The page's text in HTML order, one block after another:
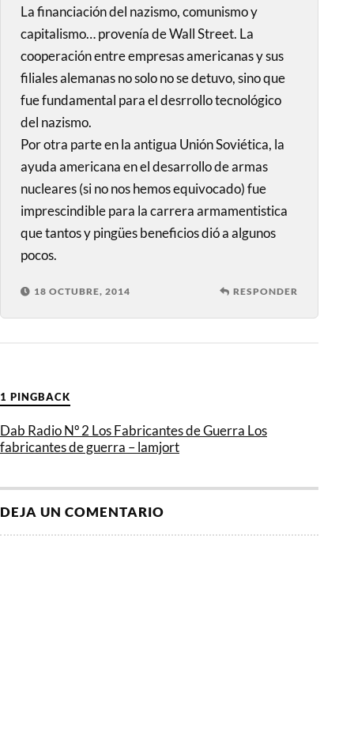
La financiación del nazismo, comunismo y
capitalismo… provenía de Wall Street. La
cooperación entre empresas americanas y sus
filiales alemanas no solo no se detuvo, sino que
fue fundamental para el desrrollo tecnológico
del nazismo.
Por otra parte en la antigua Unión Soviética, la
ayuda americana en el desarrollo de armas
nucleares (si no nos hemos equivocado) fue
imprescindible para la carrera armamentistica
que tantos y pingües beneficios dió a algunos
pocos.
18 OCTUBRE, 2014 RESPONDER
1 PINGBACK
Dab Radio Nº 2 Los Fabricantes de Guerra Los
fabricantes de guerra – lamjort
DEJA UN COMENTARIO